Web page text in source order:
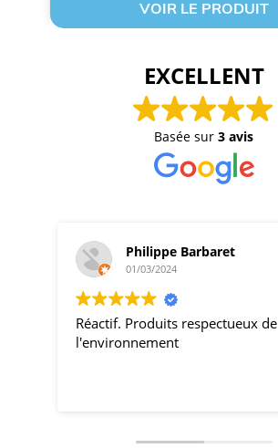
VOIR LE PRODUIT
EXCELLENT
Basée sur3 avis
Philippe Barbaret
01/03/2024
Réactif. Produits respectueux de
l'environnement